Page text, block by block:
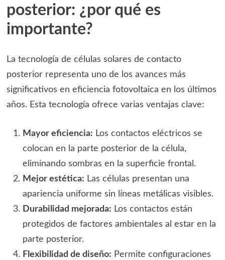
posterior: ¿por qué es
importante?
La tecnología de células solares de contacto
posterior representa uno de los avances más
significativos en eficiencia fotovoltaica en los últimos
años. Esta tecnología ofrece varias ventajas clave:
Mayor eficiencia: Los contactos eléctricos se
colocan en la parte posterior de la célula,
eliminando sombras en la superficie frontal.
Mejor estética: Las células presentan una
apariencia uniforme sin líneas metálicas visibles.
Durabilidad mejorada: Los contactos están
protegidos de factores ambientales al estar en la
parte posterior.
Flexibilidad de diseño: Permite configuraciones